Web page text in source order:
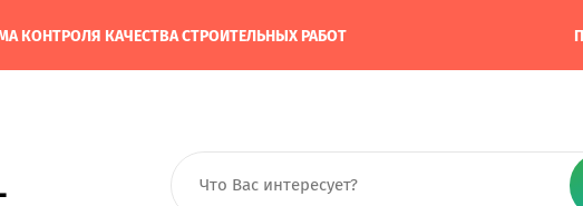
КОНТРОЛЯ КАЧЕСТВА СТРОИТЕЛЬНЫХ РАБОТ